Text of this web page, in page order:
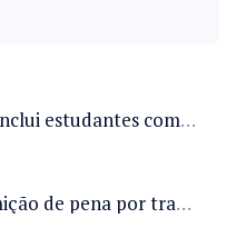
Projeto na Câmara inclui estudantes com deficiência no regime escolar especial da LDB e estabelece critérios para frequência
PL 82/26 proíbe remição de pena por trabalho em funções militares para condenados por crimes contra o Estado Democrático de Direito